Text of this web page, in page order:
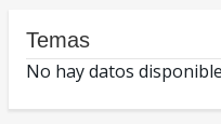
Temas
No hay datos